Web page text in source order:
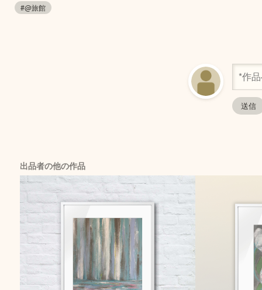
#@旅館
出品者の他の作品